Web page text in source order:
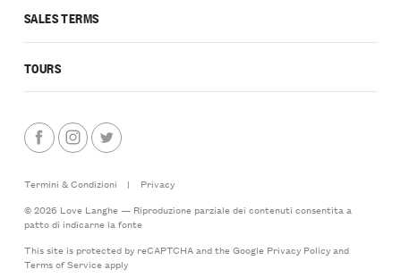
SALES TERMS
TOURS
Termini & Condizioni |
Privacy
© 2026 Love Langhe — Riproduzione parziale dei contenuti consentita a
patto di indicarne la fonte
This site is protected by reCAPTCHA and the Google Privacy Policyand
Terms of Serviceapply